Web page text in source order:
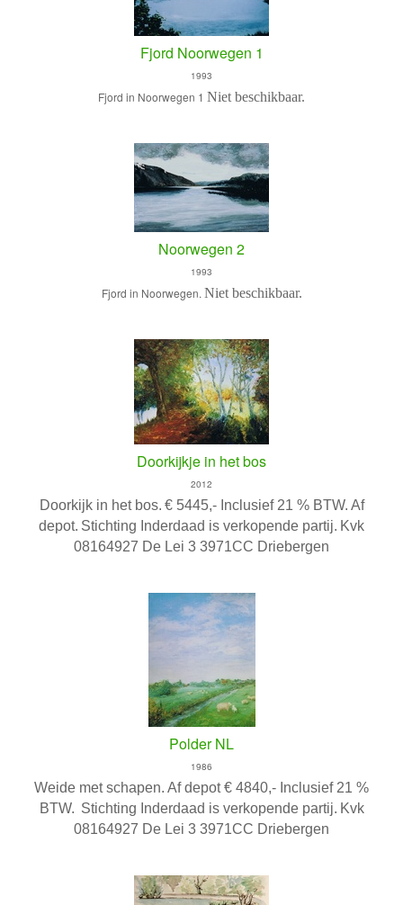
Fjord Noorwegen 1
1993
Fjord in Noorwegen 1 Niet beschikbaar.
Noorwegen 2
1993
Fjord in Noorwegen. Niet beschikbaar.
Doorkijkje in het bos
2012
Doorkijk in het bos. € 5445,- Inclusief 21 % BTW. Af
depot. Stichting Inderdaad is verkopende partij. Kvk
08164927 De Lei 3 3971CC Driebergen
Polder NL
1986
Weide met schapen. Af depot € 4840,- Inclusief 21 %
BTW. Stichting Inderdaad is verkopende partij. Kvk
08164927 De Lei 3 3971CC Driebergen